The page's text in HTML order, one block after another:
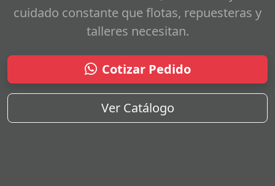
cuidado constante que flotas, repuesteras y
talleres necesitan.
Cotizar Pedido
Ver Catálogo